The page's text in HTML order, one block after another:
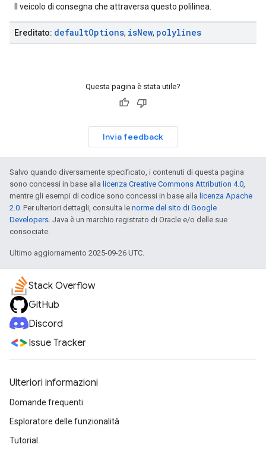
Il veicolo di consegna che attraversa questo polilinea.
Ereditato: defaultOptions, isNew, polylines
Questa pagina è stata utile?
Invia feedback
Salvo quando diversamente specificato, i contenuti di questa pagina
sono concessi in base alla licenza Creative Commons Attribution 4.0,
mentre gli esempi di codice sono concessi in base alla licenza Apache
2.0. Per ulteriori dettagli, consulta le norme del sito di Google
Developers. Java è un marchio registrato di Oracle e/o delle sue
consociate.
Ultimo aggiornamento 2025-09-26 UTC.
Stack Overflow
GitHub
Discord
Issue Tracker
Ulteriori informazioni
Domande frequenti
Esploratore delle funzionalità
Tutorial